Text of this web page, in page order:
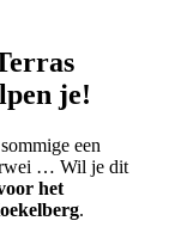
je!
een
… Wil je dit
het
.